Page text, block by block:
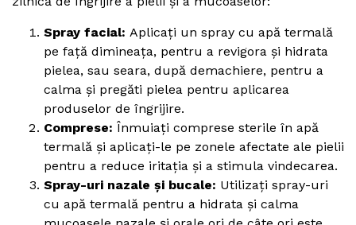
Spray facial: Aplicați un spray cu apă termală
pe față dimineața, pentru a revigora și hidrata
pielea, sau seara, după demachiere, pentru a
calma și pregăti pielea pentru aplicarea
produselor de îngrijire.
Comprese: Înmuiați comprese sterile în apă
termală și aplicați-le pe zonele afectate ale pielii
pentru a reduce iritația și a stimula vindecarea.
Spray-uri nazale și bucale: Utilizați spray-uri
cu apă termală pentru a hidrata și calma